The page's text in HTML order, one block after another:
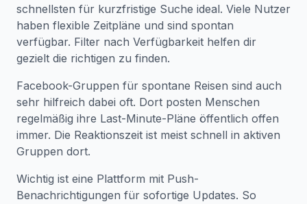
schnellsten für kurzfristige Suche ideal. Viele Nutzer
haben flexible Zeitpläne und sind spontan
verfügbar. Filter nach Verfügbarkeit helfen dir
gezielt die richtigen zu finden.
Facebook-Gruppen für spontane Reisen sind auch
sehr hilfreich dabei oft. Dort posten Menschen
regelmäßig ihre Last-Minute-Pläne öffentlich offen
immer. Die Reaktionszeit ist meist schnell in aktiven
Gruppen dort.
Wichtig ist eine Plattform mit Push-
Benachrichtigungen für sofortige Updates. So